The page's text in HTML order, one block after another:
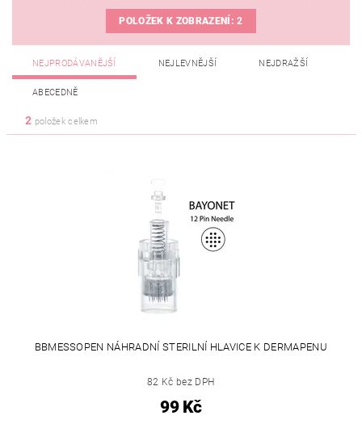
POLOŽEK K ZOBRAZENÍ:2
NEJPRODÁVANĚJŠÍ NEJLEVNĚJŠÍ NEJDRAŽŠÍ
ABECEDNĚ
2 položek celkem
BBMESSOPEN NÁHRADNÍ STERILNÍ HLAVICE K DERMAPENU
82 Kč bez DPH
99 Kč